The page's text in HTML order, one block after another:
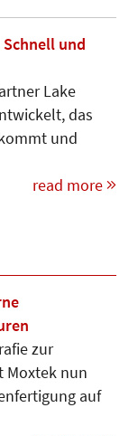
und
Lake
das
und
read more
zur
Moxtek nun
auf